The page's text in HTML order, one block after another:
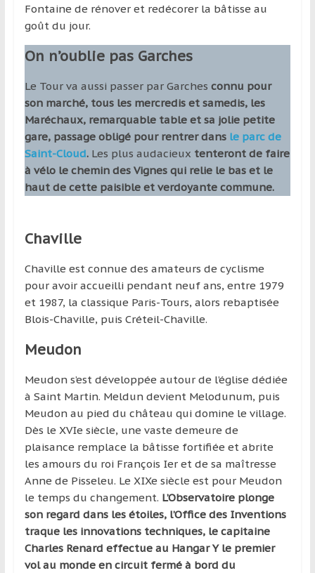
Fontaine de rénover et redécorer la bâtisse au
goût du jour.
On n’oublie pas Garches
Le Tour va aussi passer par Garches connu pour
son marché, tous les mercredis et samedis, les
Maréchaux, remarquable table et sa jolie petite
gare, passage obligé pour rentrer dans le parc de
Saint-Cloud.Les plus audacieux tenteront de faire
à vélo le chemin des Vignes qui relie le bas et le
haut de cette paisible et verdoyante commune.
Chaville
Chaville est connue des amateurs de cyclisme
pour avoir accueilli pendant neuf ans, entre 1979
et 1987, la classique Paris-Tours, alors rebaptisée
Blois-Chaville, puis Créteil-Chaville.
Meudon
Meudon s’est développée autour de l’église dédiée
à Saint Martin. Meldun devient Melodunum, puis
Meudon au pied du château qui domine le village.
Dès le XVIe siècle, une vaste demeure de
plaisance remplace la bâtisse fortifiée et abrite
les amours du roi François Ier et de sa maîtresse
Anne de Pisseleu. Le XIXe siècle est pour Meudon
le temps du changement. L’Observatoire plonge
son regard dans les étoiles, l’Office des Inventions
traque les innovations techniques, le capitaine
Charles Renard effectue au Hangar Y le premier
vol au monde en circuit fermé à bord du